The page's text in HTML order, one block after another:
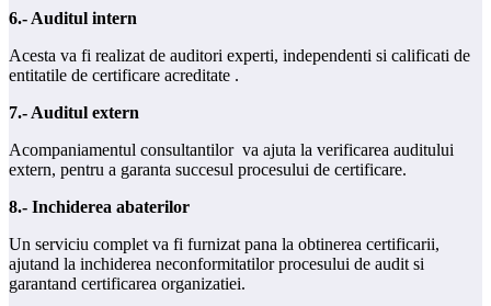
6.- Auditul intern
Acesta va fi realizat de auditori experti, independenti si calificati de
entitatile de certificare acreditate .
7.- Auditul extern
Acompaniamentul consultantilor va ajuta la verificarea auditului
extern, pentru a garanta succesul procesului de certificare.
8.- Inchiderea abaterilor
Un serviciu complet va fi furnizat pana la obtinerea certificarii,
ajutand la inchiderea neconformitatilor procesului de audit si
garantand certificarea organizatiei.